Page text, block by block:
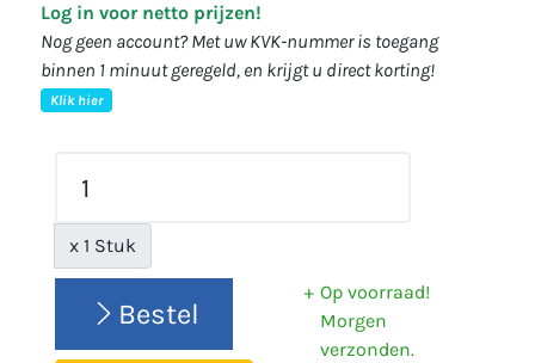
Log in voor netto prijzen!
Nog geen account? Met uw KVK-nummer is toegang
binnen 1 minuut geregeld, en krijgt u direct korting!
Klik hier
x 1 Stuk
Bestel
Op voorraad!
Morgen
verzonden.